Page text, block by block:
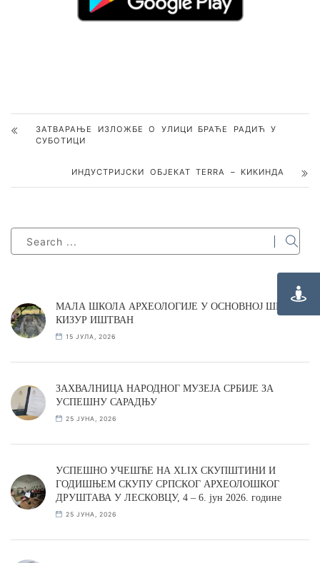
ЗАТВАРАЊЕ ИЗЛОЖБЕ O УЛИЦИ БРАЋЕ РАДИЋ У
СУБОТИЦИ
ИНДУСТРИЈСКИ ОБЈЕКАТ ТERRA – KИКИНДА
МАЛА ШКОЛА АРХЕОЛОГИЈЕ У ОСНОВНОЈ ШКОЛИ
КИЗУР ИШТВАН
15 ЈУЛА, 2026
ЗАХВАЛНИЦА НАРОДНОГ МУЗЕЈА СРБИЈЕ ЗА
УСПЕШНУ САРАДЊУ
25 ЈУНА, 2026
УСПЕШНО УЧЕШЋЕ НА XLIX СКУПШТИНИ И
ГОДИШЊЕМ СКУПУ СРПСКОГ АРХЕОЛОШКОГ
ДРУШТАВА У ЛЕСКОВЦУ, 4 – 6. јун 2026. године
25 ЈУНА, 2026